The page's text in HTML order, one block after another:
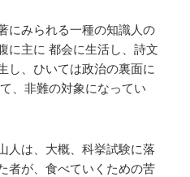
にみられる一種の知識人の
に主に 都会に生活し、詩文
し、ひいては政治の裏面に
、非難の対象になってい
人は、大概、科挙試験に落
者が、食べていくための苦